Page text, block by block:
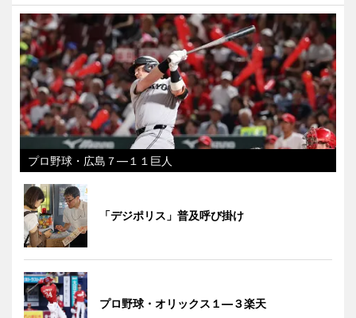
プロ野球・広島７―１１巨人
「デジポリス」普及呼び掛け
プロ野球・オリックス１―３楽天